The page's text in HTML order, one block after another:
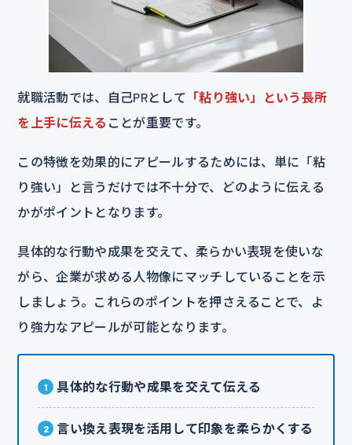
就職活動では、自己PRとして 「粘り強い」という長所
を上手に伝える ことが重要です。
この特徴を効果的にアピールするためには、単に「粘
り強い」と言うだけでは不十分で、どのように伝える
かがポイントとなります。
具体的な行動や成果を交えて、柔らかい表現を使いな
がら、企業が求める人物像にマッチしていることを示
しましょう。これらのポイントを押さえることで、よ
り強力なアピールが可能となります。
具体的な行動や成果を交えて伝える
言い換え表現を活用して印象を柔らかくする